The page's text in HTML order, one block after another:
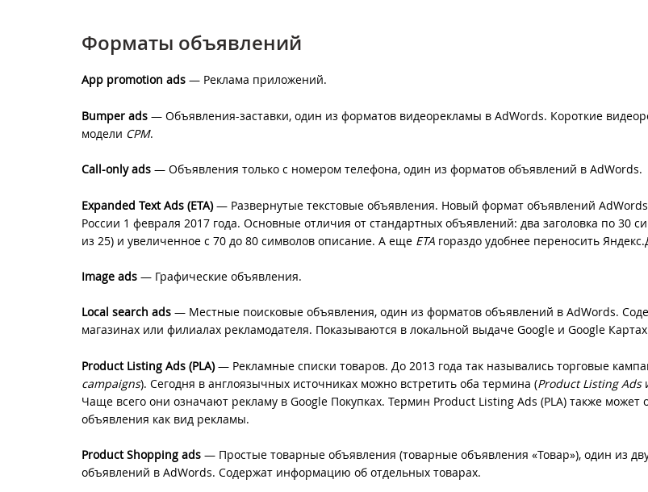
Форматы объявлений
App promotion ads — Реклама приложений.
Bumper ads — Объявления-заставки, один из форматов видеорекламы в AdWords. Короткие
модели CPM.
Call-only ads — Объявления только с номером телефона, один из форматов объявлений в AdWords.
Expanded Text Ads (ETA)— Развернутые текстовые объявления. Новый формат объявлений
России 1 февраля 2017 года. Основные отличия от стандартных объявлений: два заголовка по 30
из 25) и увеличенное с 70 до 80 символов описание. А еще ETA гораздо удобнее переносить
Image ads — Графические объявления.
Local search ads — Местные поисковые объявления, один из форматов объявлений в AdWords.
магазинах или филиалах рекламодателя. Показываются в локальной выдаче Google и Google
Product Listing Ads (PLA)— Рекламные списки товаров. До 2013 года так назывались торговые
campaigns). Сегодня в англоязычных источниках можно встретить оба термина (Product Listing Ads
Чаще всего они означают рекламу в Google Покупках. Термин Product Listing Ads (PLA) также может
объявления как вид рекламы.
Product Shopping ads — Простые товарные объявления (товарные объявления «Товар»), один из
объявлений в AdWords. Содержат информацию об отдельных товарах.